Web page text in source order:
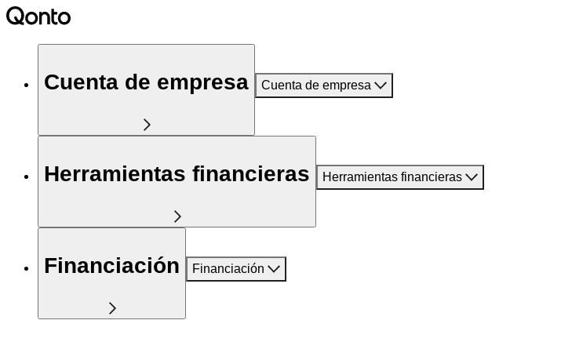
Cuenta de empresa Cuenta de empresa
Herramientas financieras Herramientas financieras
Financiación Financiación